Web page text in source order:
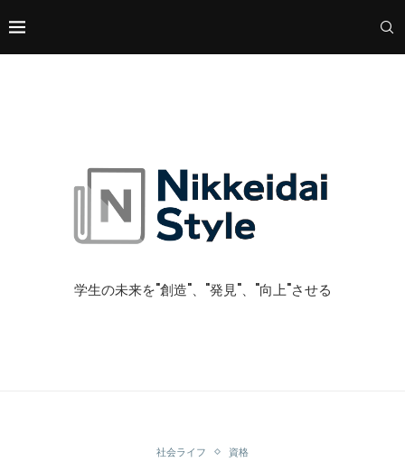
学生の未来を"創造"、"発見"、"向上"させる
社会ライフ 資格